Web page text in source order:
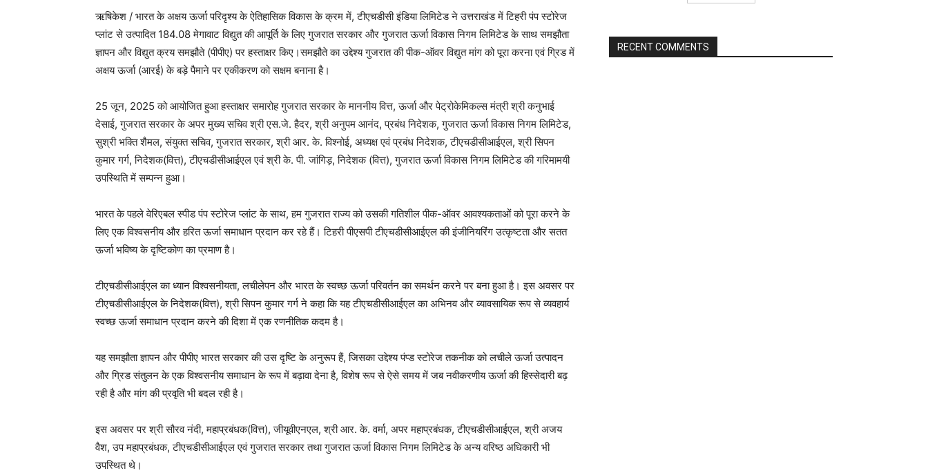
ऋषिकेश / भारत के अक्षय ऊर्जा परिदृश्य के ऐतिहासिक विकास के क्रम में, टीएचडीसी इंडिया लिमिटेड ने उत्तराखंड में टिहरी पंप स्टोरेज
प्लांट से उत्पादित 184.08 मेगावाट विद्युत की आपूर्ति के लिए गुजरात सरकार और गुजरात ऊर्जा विकास निगम लिमिटेड के साथ समझौता
ज्ञापन और विद्युत क्रय समझौते (पीपीए) पर हस्ताक्षर किए।समझौते का उद्देश्य गुजरात की पीक-ऑवर विद्युत मांग को पूरा करना एवं ग्रिड में
अक्षय ऊर्जा (आरई) के बड़े पैमाने पर एकीकरण को सक्षम बनाना है।
25 जून, 2025 को आयोजित हुआ हस्ताक्षर समारोह गुजरात सरकार के माननीय वित्त, ऊर्जा और पेट्रोकेमिकल्स मंत्री श्री कनुभाई
देसाई, गुजरात सरकार के अपर मुख्य सचिव श्री एस.जे. हैदर, श्री अनुपम आनंद, प्रबंध निदेशक, गुजरात ऊर्जा विकास निगम लिमिटेड,
सुश्री भक्ति शैमल, संयुक्त सचिव, गुजरात सरकार, श्री आर. के. विश्नोई, अध्यक्ष एवं प्रबंध निदेशक, टीएचडीसीआईएल, श्री सिपन
कुमार गर्ग, निदेशक(वित्त), टीएचडीसीआईएल एवं श्री के. पी. जांगिड़, निदेशक (वित्त), गुजरात ऊर्जा विकास निगम लिमिटेड की गरिमामयी
उपस्थिति में सम्पन्न हुआ।
भारत के पहले वेरिएबल स्पीड पंप स्टोरेज प्लांट के साथ, हम गुजरात राज्य को उसकी गतिशील पीक-ऑवर आवश्यकताओं को पूरा करने के
लिए एक विश्वसनीय और हरित ऊर्जा समाधान प्रदान कर रहे हैं। टिहरी पीएसपी टीएचडीसीआईएल की इंजीनियरिंग उत्कृष्टता और सतत
ऊर्जा भविष्य के दृष्टिकोण का प्रमाण है।
टीएचडीसीआईएल का ध्यान विश्वसनीयता, लचीलेपन और भारत के स्वच्छ ऊर्जा परिवर्तन का समर्थन करने पर बना हुआ है। इस अवसर पर
टीएचडीसीआईएल के निदेशक(वित्त), श्री सिपन कुमार गर्ग ने कहा कि यह टीएचडीसीआईएल का अभिनव और व्यावसायिक रूप से व्यवहार्य
स्वच्छ ऊर्जा समाधान प्रदान करने की दिशा में एक रणनीतिक कदम है।
यह समझौता ज्ञापन और पीपीए भारत सरकार की उस दृष्टि के अनुरूप हैं, जिसका उद्देश्य पंप्ड स्टोरेज तकनीक को लचीले ऊर्जा उत्पादन
और ग्रिड संतुलन के एक विश्वसनीय समाधान के रूप में बढ़ावा देना है, विशेष रूप से ऐसे समय में जब नवीकरणीय ऊर्जा की हिस्सेदारी बढ़
रही है और मांग की प्रवृति भी बदल रही है।
इस अवसर पर श्री सौरव नंदी, महाप्रबंधक(वित्त), जीयूवीएनएल, श्री आर. के. वर्मा, अपर महाप्रबंधक, टीएचडीसीआईएल, श्री अजय
वैश, उप महाप्रबंधक, टीएचडीसीआईएल एवं गुजरात सरकार तथा गुजरात ऊर्जा विकास निगम लिमिटेड के अन्य वरिष्ठ अधिकारी भी
उपस्थित थे।
RECENT COMMENTS